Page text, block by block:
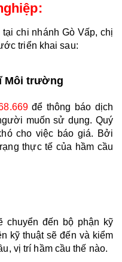
chi nhánh Gò Vấp, chị
triển khai sau:
Môi trường
để thông báo dịch
muốn sử dụng. Quý
cho việc báo giá. Bởi
thực tế của hầm cầu
chuyển đến bộ phận kỹ
kỹ thuật sẽ đến và kiểm
vị trí hầm cầu thế nào.